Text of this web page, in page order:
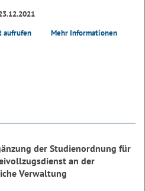
aufrufen Mehr Informationen
der Studienordnung für
an der
Verwaltung